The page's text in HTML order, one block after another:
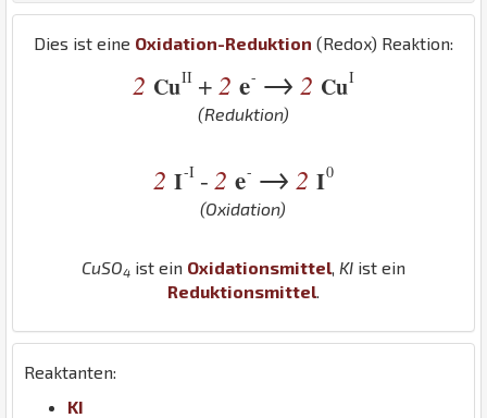
Dies ist eine Oxidation-Reduktion (Redox) Reaktion:
2 CuII + 2 e- → 2 CuI
(Reduktion)
2 I-I - 2 e- → 2 I0
(Oxidation)
CuSO4 ist ein Oxidationsmittel KI ist ein
Reduktionsmittel
Reaktanten:
KI